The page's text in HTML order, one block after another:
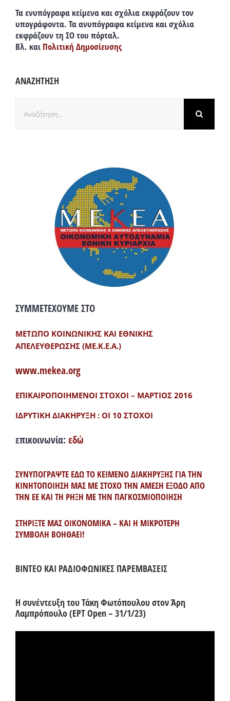
Τα ενυπόγραφα κείμενα και σχόλια εκφράζουν τον
υπογράφοντα. Τα ανυπόγραφα κείμενα και σχόλια
εκφράζουν τη ΣΟ του πόρταλ.
Βλ. και Πολιτική Δημοσίευσης
ΑΝΑΖΗΤΗΣΗ
για:
ΣΥΜΜΕΤΕΧΟΥΜΕ ΣΤΟ
ΜΕΤΩΠΟ ΚΟΙΝΩΝΙΚΗΣ ΚΑΙ ΕΘΝΙΚΗΣ
ΑΠΕΛΕΥΘΕΡΩΣΗΣ (ΜΕ.Κ.Ε.Α.)
www.mekea.org
ΕΠΙΚΑΙΡΟΠΟΙΗΜΕΝΟΙ ΣΤΟΧΟΙ – ΜΑΡΤΙΟΣ 2016
ΙΔΡΥΤΙΚΗ ΔΙΑΚΗΡΥΞΗ : ΟΙ 10 ΣΤΟΧΟΙ
επικοινωνία: εδώ
ΣΥΝΥΠΟΓΡΑΨΤΕ ΕΔΩ ΤΟ ΚΕΙΜΕΝΟ ΔΙΑΚΗΡΥΞΗΣ ΓΙΑ ΤΗΝ
ΚΙΝΗΤΟΠΟΙΗΣΗ ΜΑΣ ΜΕ ΣΤΟΧΟ ΤΗΝ ΑΜΕΣΗ ΕΞΟΔΟ ΑΠΟ
ΤΗΝ ΕΕ ΚΑΙ ΤΗ ΡΗΞΗ ΜΕ ΤΗΝ ΠΑΓΚΟΣΜΙΟΠΟΙΗΣΗ
ΣΤΗΡΙΞΤΕ ΜΑΣ ΟΙΚΟΝΟΜΙΚΑ – ΚΑΙ Η ΜΙΚΡΟΤΕΡΗ
ΣΥΜΒΟΛΗ ΒΟΗΘΑΕΙ!
ΒΙΝΤΕΟ ΚΑΙ ΡΑΔΙΟΦΩΝΙΚΕΣ ΠΑΡΕΜΒΑΣΕΙΣ
Η συνέντευξη του Τάκη Φωτόπουλου στον Άρη
Λαμπρόπουλο (ΕΡΤ Open – 31/1/23)